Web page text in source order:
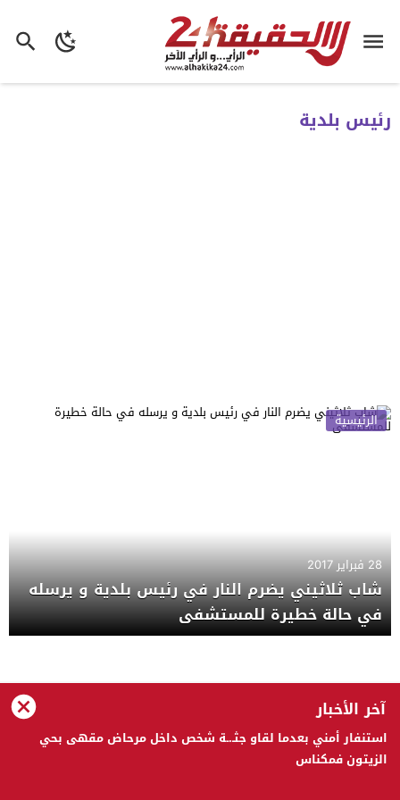
رئيس بلدية
الرئيسية
28 فبراير 2017
شاب ثلاثيني يضرم النار في رئيس بلدية و يرسله
في حالة خطيرة للمستشفى
تصميم مجلة ووردبريس
آخر الأخبار
استنفار أمني بعدما لقاو جثـ.ـة شخص داخل مرحاض مقهى بحي
الزيتون فمكناس